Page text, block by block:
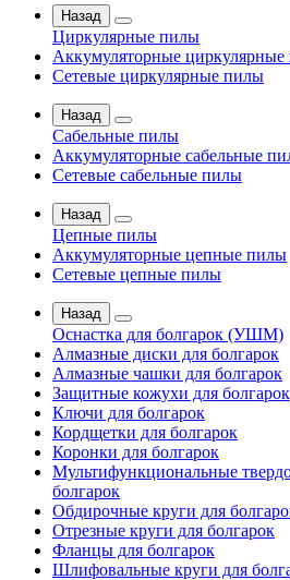
Назад
Циркулярные пилы
Аккумуляторные
Сетевые циркулярные пилы
Назад
Сабельные пилы
Аккумуляторные сабельные
Сетевые сабельные пилы
Назад
Цепные пилы
Аккумуляторные цепные пилы
Сетевые цепные пилы
Назад
Оснастка для болгарок (УШМ)
Алмазные диски для болгарок
Алмазные чашки для болгарок
Защитные кожухи для болгарок
Ключи для болгарок
Кордщетки для болгарок
Коронки для болгарок
Мультифункциональные
болгарок
Обдирочные круги для
Отрезные круги для болгарок
Фланцы для болгарок
Шлифовальные круги для